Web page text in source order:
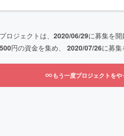
ロジェクトは、 2020/06/29に募集を開
円の資金を集め、 2020/07/26に募
もう一度プロジェクトを